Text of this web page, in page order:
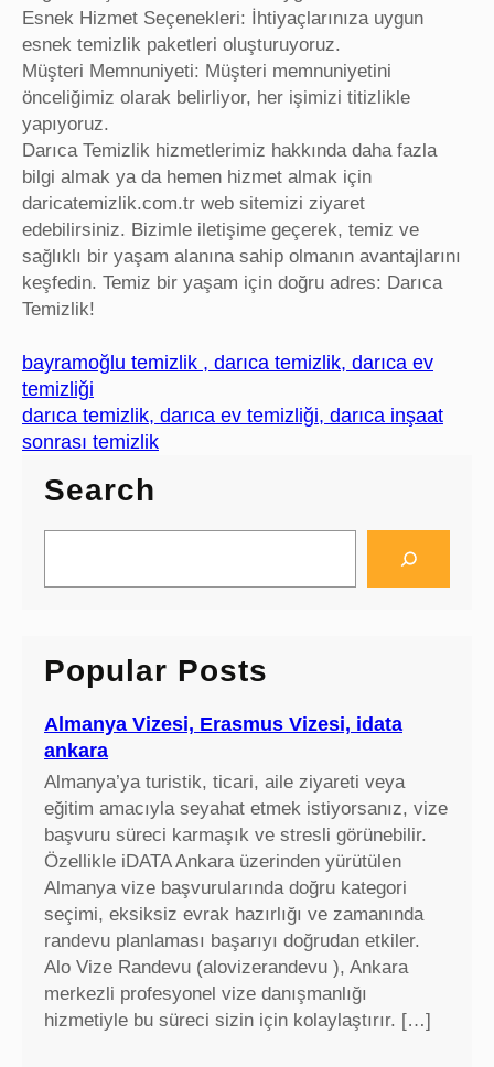
Esnek Hizmet Seçenekleri: İhtiyaçlarınıza uygun
esnek temizlik paketleri oluşturuyoruz.
Müşteri Memnuniyeti: Müşteri memnuniyetini
önceliğimiz olarak belirliyor, her işimizi titizlikle
yapıyoruz.
Darıca Temizlik hizmetlerimiz hakkında daha fazla
bilgi almak ya da hemen hizmet almak için
daricatemizlik.com.tr web sitemizi ziyaret
edebilirsiniz. Bizimle iletişime geçerek, temiz ve
sağlıklı bir yaşam alanına sahip olmanın avantajlarını
keşfedin. Temiz bir yaşam için doğru adres: Darıca
Temizlik!
bayramoğlu temizlik , darıca temizlik, darıca ev
temizliği
darıca temizlik, darıca ev temizliği, darıca inşaat
sonrası temizlik
Search
a
h
Popular Posts
Almanya Vizesi, Erasmus Vizesi, idata
ankara
Almanya’ya turistik, ticari, aile ziyareti veya
eğitim amacıyla seyahat etmek istiyorsanız, vize
başvuru süreci karmaşık ve stresli görünebilir.
Özellikle iDATA Ankara üzerinden yürütülen
Almanya vize başvurularında doğru kategori
seçimi, eksiksiz evrak hazırlığı ve zamanında
randevu planlaması başarıyı doğrudan etkiler.
Alo Vize Randevu (alovizerandevu ), Ankara
merkezli profesyonel vize danışmanlığı
hizmetiyle bu süreci sizin için kolaylaştırır. […]